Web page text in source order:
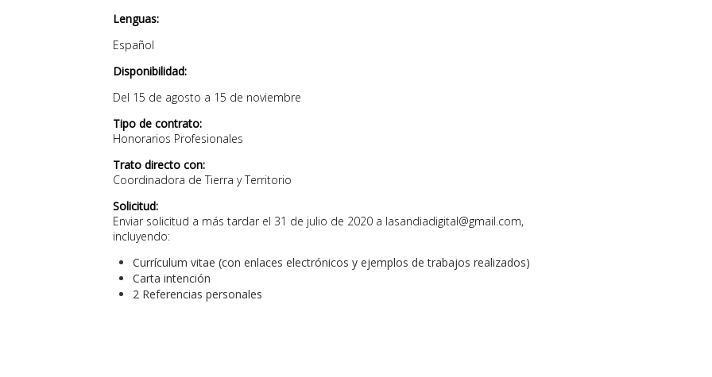
Lenguas:
Español
Disponibilidad:
Del 15 de agosto a 15 de noviembre
Tipo de contrato:
Honorarios Profesionales
Trato directo con:
Coordinadora de Tierra y Territorio
Solicitud:
Enviar solicitud a más tardar el 31 de julio de 2020 a lasandiadigital@gmail.com,
incluyendo:
Currículum vitae (con enlaces electrónicos y ejemplos de trabajos realizados)
Carta intención
2 Referencias personales